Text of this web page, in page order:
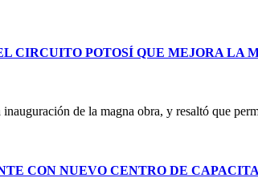
CIRCUITO POTOSÍ QUE MEJORA
de la magna obra, y resaltó que
CON NUEVO CENTRO DE